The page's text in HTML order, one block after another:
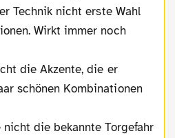
Technik nicht erste Wahl
Wirkt immer noch
die Akzente, die er
schönen Kombinationen
nicht die bekannte Torgefahr